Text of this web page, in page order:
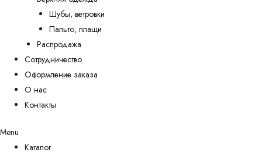
Шубы, ветровки
Пальто, плащи
Распродажа
Сотрудничество
Оформление заказа
О нас
Контакты
Menu
Каталог